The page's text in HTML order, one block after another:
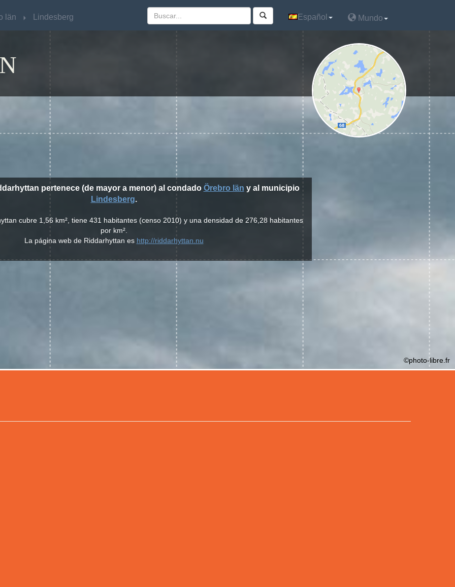
län Lindesberg Español Mundo
pertenece (de mayor a menor) al condado Örebro län y al municipio
Lindesberg.
cubre 1,56 km², tiene 431 habitantes (censo 2010) y una densidad de 276,28 habitantes
por km².
La página web de Riddarhyttan es http://riddarhyttan.nu
©photo-libre.fr
län Lindesberg Español Mundo